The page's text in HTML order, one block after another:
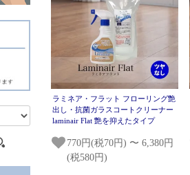
ラミネア・フラット フローリング艶
出し・抗菌ガラスコートクリーナー
laminair Flat 艶を抑えたタイプ
770円(税70円) 〜 6,380円
(税580円)